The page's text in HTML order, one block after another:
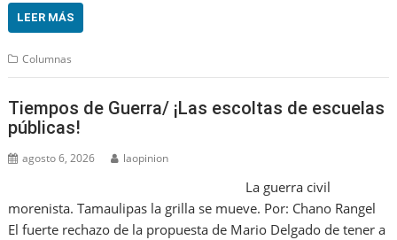
LEER MÁS
Columnas
Tiempos de Guerra/ ¡Las escoltas de escuelas
públicas!
agosto 6, 2026 laopinion
La guerra civil
morenista. Tamaulipas la grilla se mueve. Por: Chano Rangel
El fuerte rechazo de la propuesta de Mario Delgado de tener a